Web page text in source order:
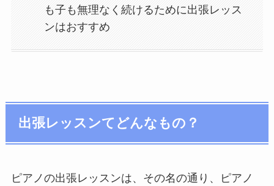
も子も無理なく続けるために出張レッス
ンはおすすめ
出張レッスンてどんなもの？
ピアノの出張レッスンは、その名の通り、ピアノ